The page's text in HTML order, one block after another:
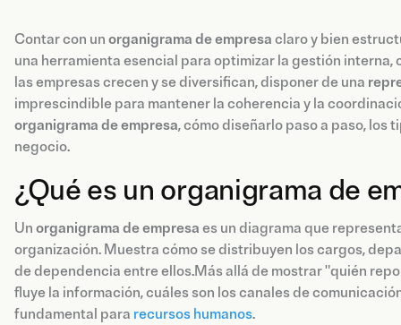
Contar con un organigrama de empresa claro y bien
una herramienta esencial para optimizar la gestión
las empresas crecen y se diversifican, disponer de una
imprescindible para mantener la coherencia y la
organigrama de empresa, cómo diseñarlo paso a paso, los
negocio.
¿Qué es un organigrama de
Un organigrama de empresa es un diagrama que
organización. Muestra cómo se distribuyen los cargos,
de dependencia entre ellos.Más allá de mostrar "quién
fluye la información, cuáles son los canales de
fundamental para recursos humanos.